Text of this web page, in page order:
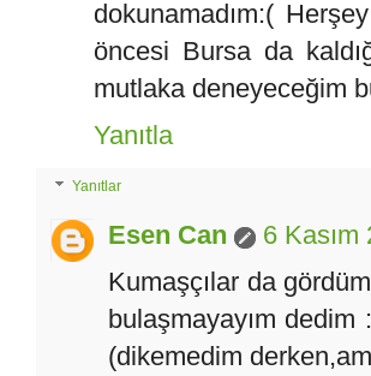
dokunamadım:(
öncesi Bursa da
mutlaka deneyeceğim
Yanıtla
Yanıtlar
Esen Can
6 Kasım
Kumaşçılar da
bulaşmayayım dedim
(dikemedim